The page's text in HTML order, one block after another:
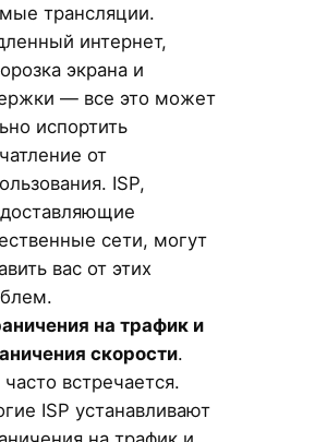
трансляции.
интернет,
экрана и
— все это может
испортить
от
ISP,
сети, могут
вас от этих
на трафик и
скорости.
часто встречается.
ISP устанавливают